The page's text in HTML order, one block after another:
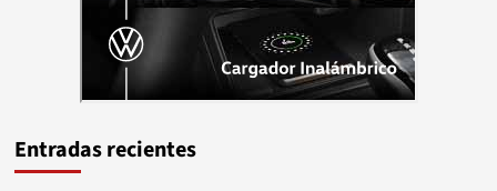
Entradas recientes